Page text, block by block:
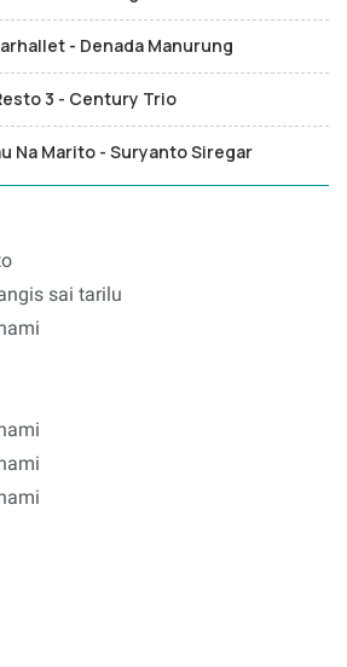
- Denada Manurung
3 - Century Trio
Na Marito - Suryanto Siregar
sai tarilu